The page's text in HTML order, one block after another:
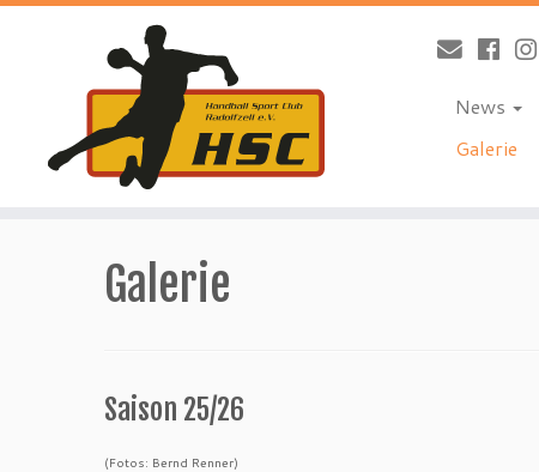
News
Galerie
Galerie
Saison 25/26
(Fotos: Bernd Renner)